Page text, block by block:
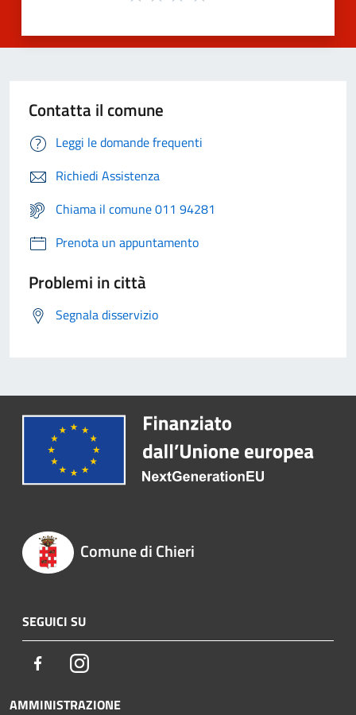
Contatta il comune
Leggi le domande frequenti
Richiedi Assistenza
Chiama il comune 011 94281
Prenota un appuntamento
Problemi in città
Segnala disservizio
Comune di Chieri
SEGUICI SU
FacebookInstagram
AMMINISTRAZIONE